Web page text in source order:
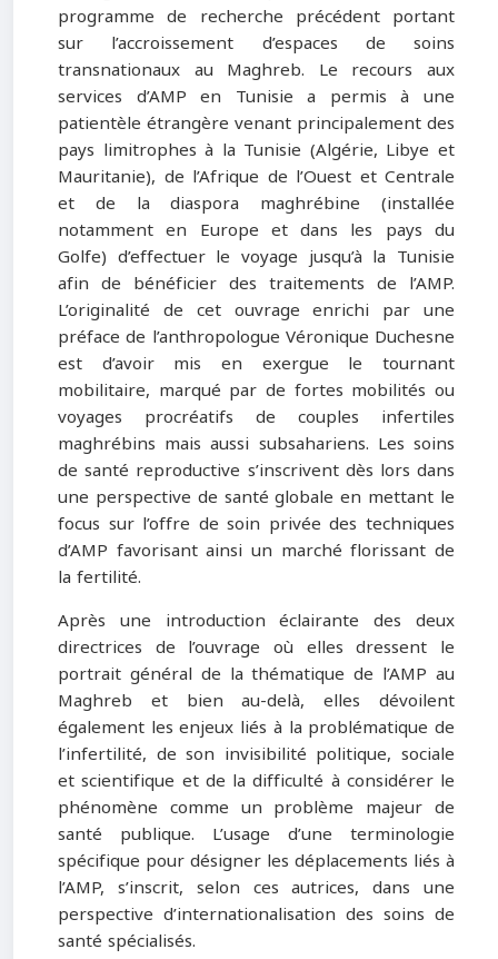
programme de recherche précédent portant
sur l’accroissement d’espaces de soins
transnationaux au Maghreb. Le recours aux
services d’AMP en Tunisie a permis à une
patientèle étrangère venant principalement des
pays limitrophes à la Tunisie (Algérie, Libye et
Mauritanie), de l’Afrique de l’Ouest et Centrale
et de la diaspora maghrébine (installée
notamment en Europe et dans les pays du
Golfe) d’effectuer le voyage jusqu’à la Tunisie
afin de bénéficier des traitements de l’AMP.
L’originalité de cet ouvrage enrichi par une
préface de l’anthropologue Véronique Duchesne
est d’avoir mis en exergue le tournant
mobilitaire, marqué par de fortes mobilités ou
voyages procréatifs de couples infertiles
maghrébins mais aussi subsahariens. Les soins
de santé reproductive s’inscrivent dès lors dans
une perspective de santé globale en mettant le
focus sur l’offre de soin privée des techniques
d’AMP favorisant ainsi un marché florissant de
la fertilité.
Après une introduction éclairante des deux
directrices de l’ouvrage où elles dressent le
portrait général de la thématique de l’AMP au
Maghreb et bien au-delà, elles dévoilent
également les enjeux liés à la problématique de
l’infertilité, de son invisibilité politique, sociale
et scientifique et de la difficulté à considérer le
phénomène comme un problème majeur de
santé publique. L’usage d’une terminologie
spécifique pour désigner les déplacements liés à
l’AMP, s’inscrit, selon ces autrices, dans une
perspective d’internationalisation des soins de
santé spécialisés.